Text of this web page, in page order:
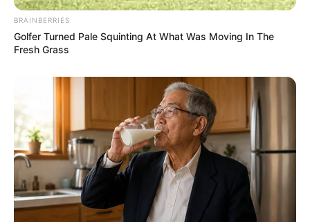
BRAINBERRIES
Golfer Turned Pale Squinting At What Was Moving In The
Fresh Grass